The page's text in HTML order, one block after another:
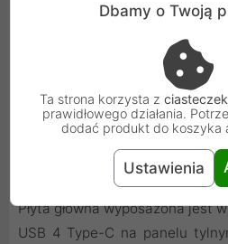
Wszechstronne opcje
Płyta główna wyposażona jest
USB 4 Type-C na panelu
Dbamy o Twoją
Ta strona korzysta z ciasteczek
prawidłowego działania.
dodać produkt do koszyka
Ustawienia